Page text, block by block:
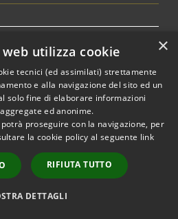
(UD)
×
utilizza cookie
tecnici (ed assimilati) strettamente
e alla navigazione del sito ed un
solo fine di elaborare informazioni
ed anonime.
proseguire con la navigazione, per
la cookie policy al seguente link
RIFIUTA TUTTO
DETTAGLI